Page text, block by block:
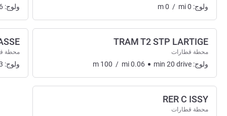
ولوج: m0 / mi0
TRAM T2 STP LARTIGE
محطة قطارات
ولوج: m 100 / mi0.06 min 20 drive
RER C ISSY
محطة قطارات
ولوج:
محطة
ولوج: